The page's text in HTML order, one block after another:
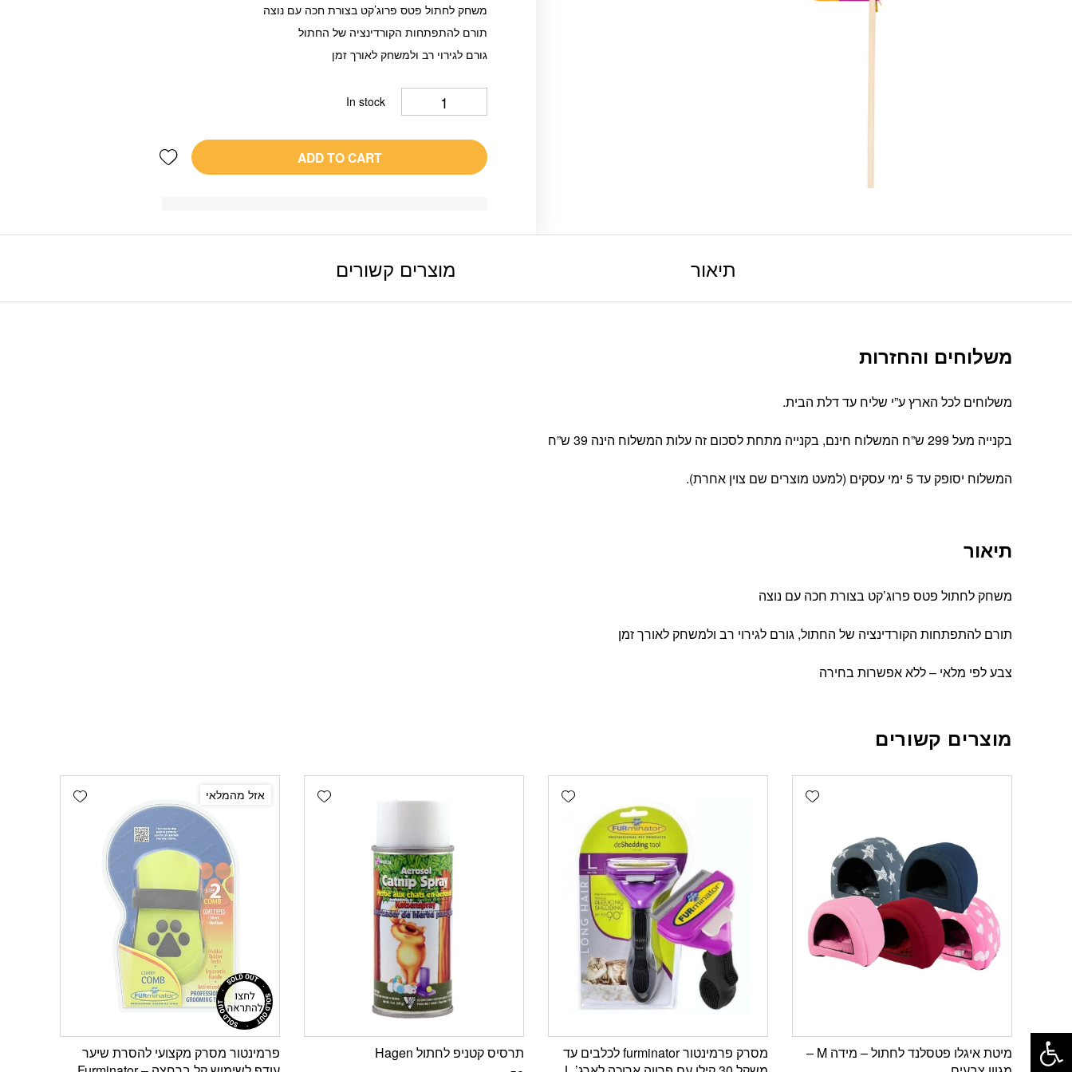
משחק לחתול פטס פרוג’קט בצורת חכה עם נוצה
תורם להתפתחות הקורדינציה של החתול
גורם לגירוי רב ולמשחק לאורך זמן
In stock
ADD TO CART
Add wishlist
תיאור מוצרים קשורים
משלוחים והחזרות
משלוחים לכל הארץ ע”י שליח עד דלת הבית.
בקנייה מעל 299 ש”ח המשלוח חינם, בקנייה מתחת לסכום זה עלות המשלוח הינה 39 ש”ח
המשלוח יסופק עד 5 ימי עסקים (למעט מוצרים שם צוין אחרת).
תיאור
משחק לחתול פטס פרוג’קט בצורת חכה עם נוצה
תורם להתפתחות הקורדינציה של החתול, גורם לגירוי רב ולמשחק לאורך זמן
צבע לפי מלאי – ללא אפשרות בחירה
מוצרים קשורים
Add wishlist
מיטת איגלו פטסלנד לחתול – מידה M –
Add wishlist
מסרק פרמינטור furminator לכלבים עד
Add wishlist
תרסיס קטניפ לחתול Hagen
Add wishlist אזל מהמלאי
פרמינטור מסרק מקצועי להסרת שיער
פתח סרגל נגישות